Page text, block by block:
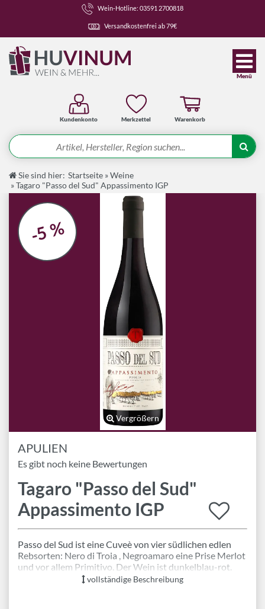
Wein-Hotline: 03591 2700818
Versandkostenfrei ab 79€
Kundenkonto Merkzettel Warenkorb
Menü
Angebote
Wein-Pakete
Spirituosen-Pakete
Geschenk-Pakete
Weine
Spirituosen
Marken
Inspiration
Rezepte & Ideen
Wissenswelt
Magazin
Schlagworte
Gutscheine
Sie sind hier: Startseite »Weine
»Tagaro "Passo del Sud" Appassimento IGP
Vergrößern
-5 %
APULIEN
Es gibt noch keine Bewertungen
Tagaro "Passo del Sud"
Appassimento IGP
Passo del Sud ist eine Cuveè von vier südlichen edlen
Rebsorten: Nero di Troia , Negroamaro eine Prise Merlot
und vor allem Primitivo. Der Wein ist dunkelblau-rot.
Große ausgeprägte Aromen von reifen Brombeeren und
vollständige Beschreibung